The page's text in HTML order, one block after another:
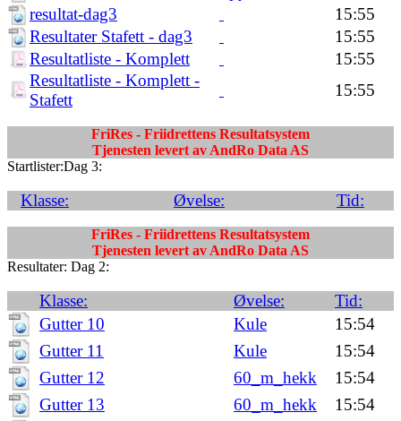
resultat-dag3
15:55
Resultater Stafett - dag3
15:55
Resultatliste - Komplett
15:55
Resultatliste - Komplett -
Stafett
15:55
FriRes - Friidrettens Resultatsystem
Tjenesten levert av AndRo Data AS
Startlister:Dag 3:
Klasse: Øvelse: Tid:
FriRes - Friidrettens Resultatsystem
Tjenesten levert av AndRo Data AS
Resultater: Dag 2:
Klasse: Øvelse:
Tid:
Gutter 10
Kule
15:54
Gutter 11
Kule
15:54
Gutter 12
60_m_hekk
15:54
Gutter 13
60_m_hekk
15:54